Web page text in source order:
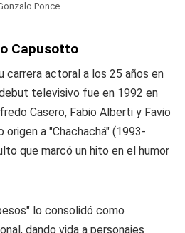
Ponce
Capusotto
carrera actoral a los 25 años en
televisivo fue en 1992 en
Casero, Fabio Alberti y Favio
a "Chachachá" (1993-
que marcó un hito en el humor
lo consolidó como
dando vida a personajes